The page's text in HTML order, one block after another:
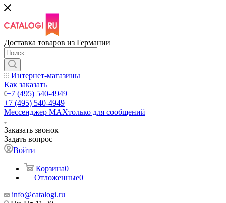
Доставка товаров из Германии
Интернет-магазины
Как заказать
+7 (495) 540-4949
+7 (495) 540-4949
Мессенджер МАХтолько для сообщений
Заказать звонок
Задать вопрос
Войти
Корзина0
Отложенные0
info@catalogi.ru